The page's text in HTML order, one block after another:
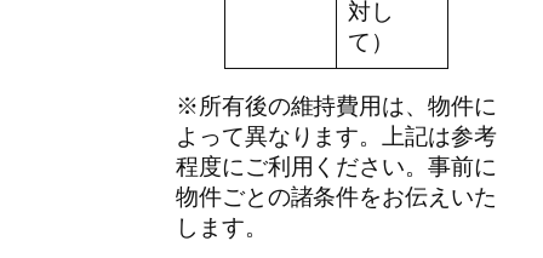
対し
て）
※所有後の維持費用は、物件に
よって異なります。上記は参考
程度にご利用ください。事前に
物件ごとの諸条件をお伝えいた
します。